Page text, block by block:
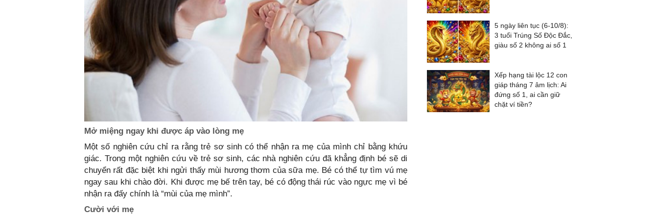
Mở miệng ngay khi được áp vào lòng mẹ
Một số nghiên cứu chỉ ra rằng trẻ sơ sinh có thể nhận ra mẹ của mình chỉ bằng khứu
giác. Trong một nghiên cứu về trẻ sơ sinh, các nhà nghiên cứu đã khẳng định bé sẽ di
chuyển rất đặc biệt khi ngửi thấy mùi hương thơm của sữa mẹ. Bé có thể tự tìm vú mẹ
ngay sau khi chào đời. Khi được mẹ bế trên tay, bé có động thái rúc vào ngực mẹ vì bé
nhận ra đấy chính là “mùi của mẹ mình”.
Cười với mẹ
5 ngày liên tục (6-10/8):
3 tuổi Trúng Số Độc Đắc,
giàu số 2 không ai số 1
Xếp hạng tài lộc 12 con
giáp tháng 7 âm lịch: Ai
đứng số 1, ai cần giữ
chặt ví tiền?